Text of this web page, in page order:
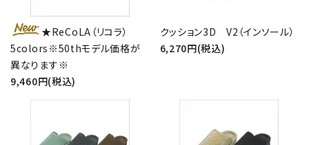
★ReCoLA（リコラ）
5colors※50thモデル価格が
異なります※
9,460円(税込)
クッション3D V2（インソール）
6,270円(税込)